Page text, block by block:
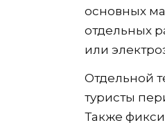
основных
отдельных
или
Отдельной
туристы
Также